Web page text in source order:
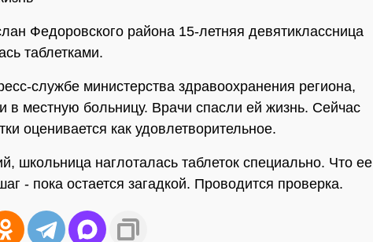
Федоровского района 15-летняя девятиклассница
таблетками.
службе министерства здравоохранения региона,
в местную больницу. Врачи спасли ей жизнь. Сейчас
оценивается как удовлетворительное.
школьница наглоталась таблеток специально. Что ее
- пока остается загадкой. Проводится проверка.